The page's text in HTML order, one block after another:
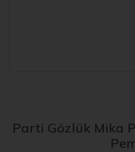
Parti Gözlük Mika